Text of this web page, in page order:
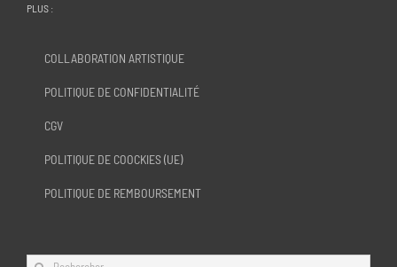
PLUS :
COLLABORATION ARTISTIQUE
POLITIQUE DE CONFIDENTIALITÉ
CGV
POLITIQUE DE COOCKIES (UE)
POLITIQUE DE REMBOURSEMENT
Rechercher: